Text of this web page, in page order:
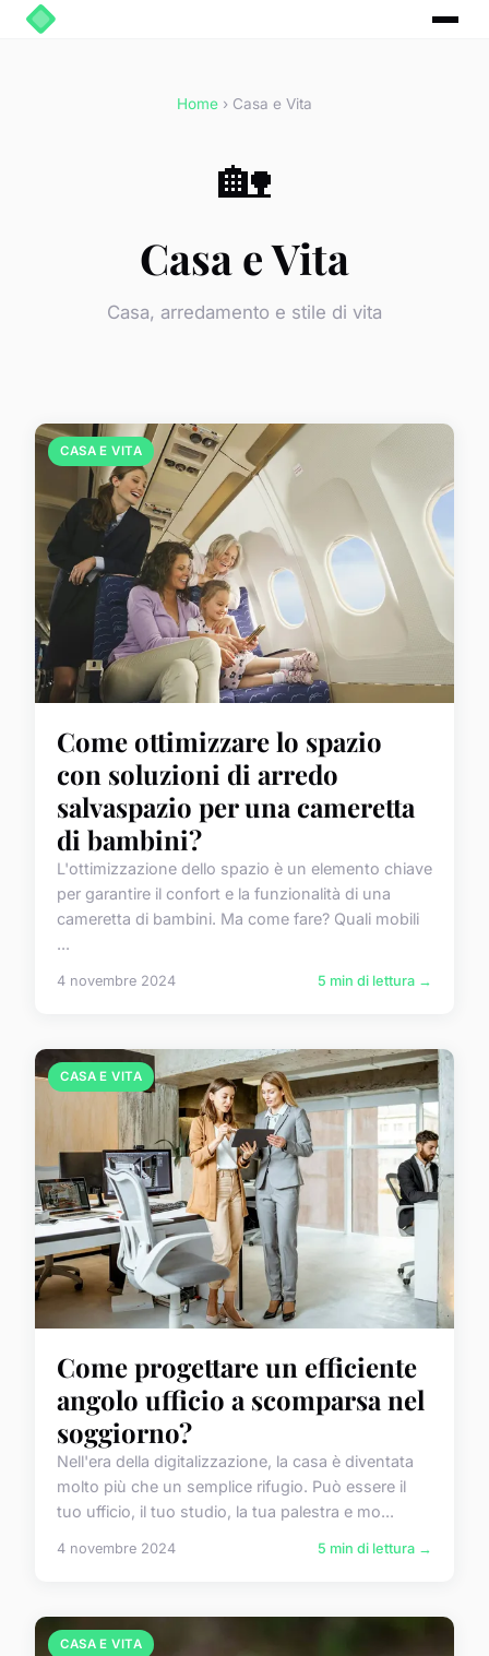
Home › Casa e Vita
🏡
Casa e Vita
Casa, arredamento e stile di vita
CASA E VITA
Come ottimizzare lo spazio
con soluzioni di arredo
salvaspazio per una cameretta
di bambini?
L'ottimizzazione dello spazio è un elemento chiave
per garantire il confort e la funzionalità di una
cameretta di bambini. Ma come fare? Quali mobili
...
4 novembre 2024 5 min di lettura →
CASA E VITA
Come progettare un efficiente
angolo ufficio a scomparsa nel
soggiorno?
Nell'era della digitalizzazione, la casa è diventata
molto più che un semplice rifugio. Può essere il
tuo ufficio, il tuo studio, la tua palestra e mo...
4 novembre 2024 5 min di lettura →
CASA E VITA